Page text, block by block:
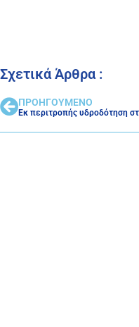
Σχετικά Άρθρα :
ΠΡΟΗΓΟΥΜΕΝΟ
Εκ περιτροπής υδροδότηση